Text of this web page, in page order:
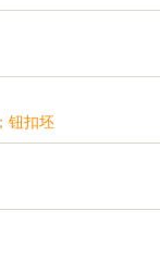
钮扣坯